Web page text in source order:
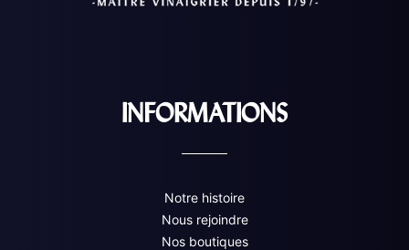
INFORMATIONS
Notre histoire
Nous rejoindre
Nos boutiques